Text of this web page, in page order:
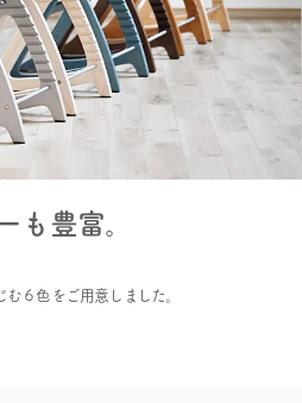
も豊富。
６色をご用意しました。